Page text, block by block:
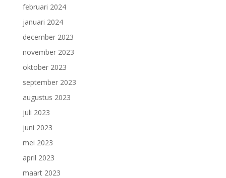
februari 2024
januari 2024
december 2023
november 2023
oktober 2023
september 2023
augustus 2023
juli 2023
juni 2023
mei 2023
april 2023
maart 2023